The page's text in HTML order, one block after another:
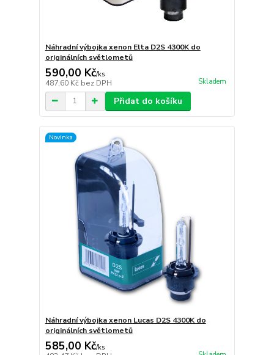
Náhradní výbojka xenon Elta D2S 4300K do
originálních světlometů
590,00 Kč/ks
487,60 Kč bez DPH Skladem
Přidat do košíku
Novinka
Náhradní výbojka xenon Lucas D2S 4300K do
originálních světlometů
585,00 Kč/ks